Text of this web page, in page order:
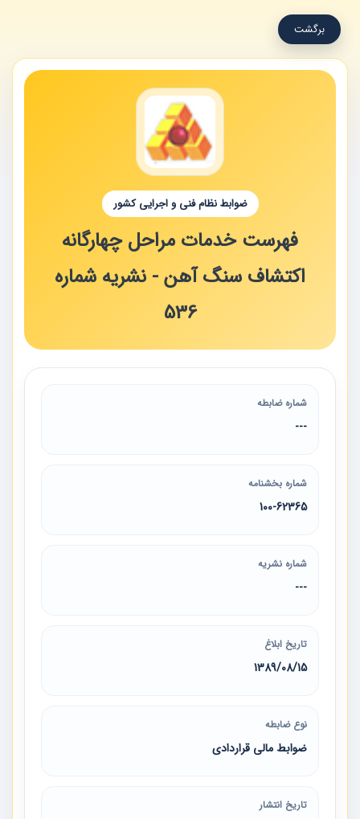
برگشت
ضوابط نظام فنی و اجرایی کشور
فهرست خدمات مراحل چهارگانه
اکتشاف سنگ آهن - نشریه شماره
536
شماره ضابطه
---
شماره بخشنامه
100-62365
شماره نشریه
---
تاریخ ابلاغ
1389/08/15
نوع ضابطه
ضوابط مالی قراردادی
تاریخ انتشار